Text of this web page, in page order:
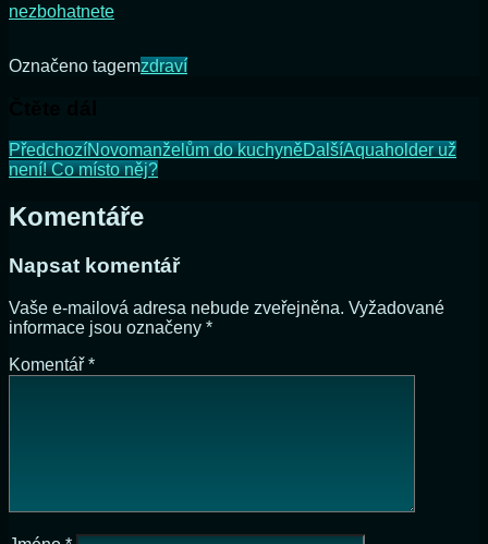
nezbohatnete
Označeno tagemzdraví
PředchozíNovomanželům do kuchyněDalšíAquaholder už
není! Co místo něj?
Komentáře
Napsat komentář
Vaše e-mailová adresa nebude zveřejněna. Vyžadované
informace jsou označeny *
Komentář *